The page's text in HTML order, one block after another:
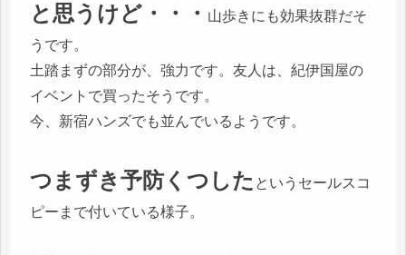
と思うけど・・・ 山歩きにも効果抜群だそ
うです。
土踏まずの部分が、強力です。友人は、紀伊国屋の
イベントで買ったそうです。
今、新宿ハンズでも並んでいるようです。
つまずき予防くつした というセールスコ
ピーまで付いている様子。